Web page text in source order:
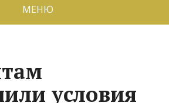
МЕНЮ
условия